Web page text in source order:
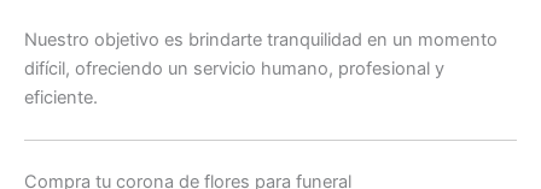
Nuestro objetivo es brindarte tranquilidad en un momento
difícil, ofreciendo un servicio humano, profesional y
eficiente.
Compra tu corona de flores para funeral